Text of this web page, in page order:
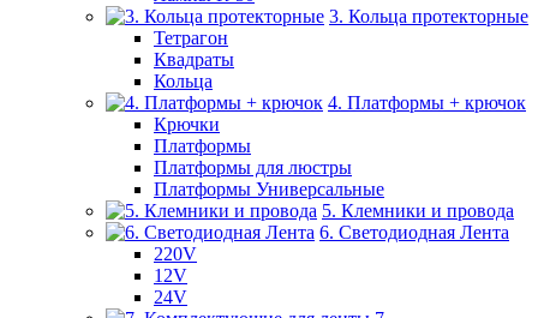
3. Кольца протекторные
Тетрагон
Квадраты
Кольца
4. Платформы + крючок
Крючки
Платформы
Платформы для люстры
Платформы Универсальные
5. Клемники и провода
6. Светодиодная Лента
220V
12V
24V